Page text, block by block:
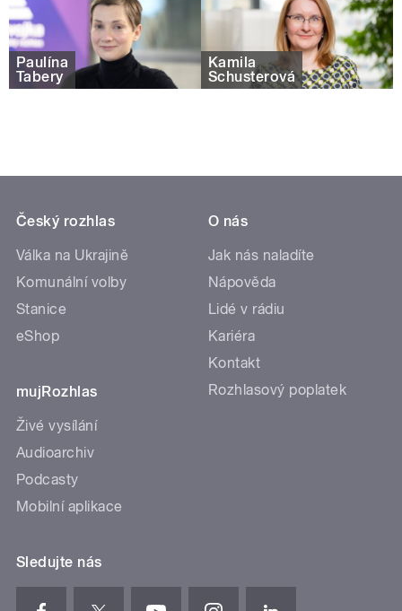
Paulína
Tabery
Kamila
Schusterová
Český rozhlas
Válka na Ukrajině
Komunální volby
Stanice
eShop
mujRozhlas
Živé vysílání
Audioarchiv
Podcasty
Mobilní aplikace
O nás
Jak nás naladíte
Nápověda
Lidé v rádiu
Kariéra
Kontakt
Rozhlasový poplatek
Sledujte nás